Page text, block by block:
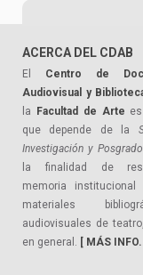
ACERCA DEL CDAB
El Centro de
Audiovisual y
la
Facultad de Arte
que depende de la
Investigación y Posgrado
la finalidad de
memoria institucional
materiales
audiovisuales de
en general. [ MÁS